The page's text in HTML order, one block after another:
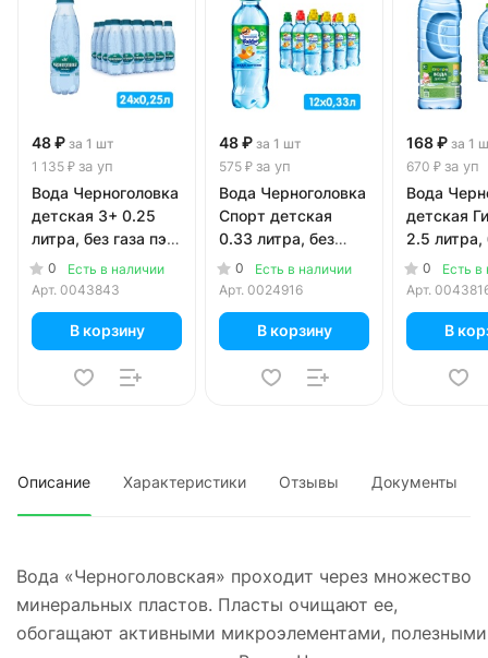
48 ₽ за 1 шт
1 135 ₽ за уп
Вода Черноголовка
детская 3+ 0.25
литра, без газа пэт,
24 шт. в уп.
0
Есть в наличии
Арт. 0043843
В корзину
48 ₽ за 1 шт
575 ₽ за уп
Вода Черноголовка
Спорт детская
0.33 литра, без
газа, пэт, 12 шт. в
уп.
0
Есть в наличии
Арт. 0024916
В корзину
168 ₽ за 1
670 ₽ за уп
Вода
детская
2.5 литра,
пэт, 4 шт.
0
Есть в
Арт.
В
Описание Характеристики Отзывы Документы
Вода «Черноголовская» проходит через множество
минеральных пластов. Пласты очищают ее,
обогащают активными микроэлементами, полезными